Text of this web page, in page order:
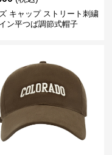
キャップ ストリート刺繍
ン平つば調節式帽子